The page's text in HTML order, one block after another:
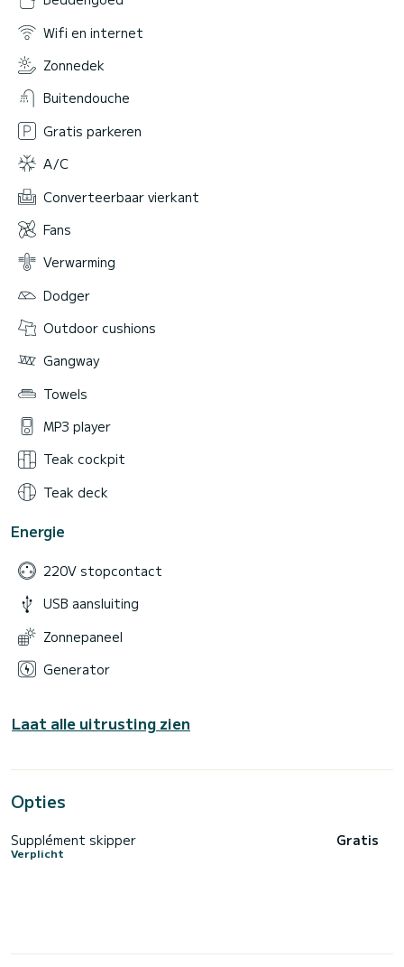
Wifi en internet
Zonnedek
Buitendouche
Gratis parkeren
A/C
Converteerbaar vierkant
Fans
Verwarming
Dodger
Outdoor cushions
Gangway
Towels
MP3 player
Teak cockpit
Teak deck
Energie
220V stopcontact
USB aansluiting
Zonnepaneel
Generator
Laat alle uitrusting zien
Opties
Supplément skipper
Verplicht
Gratis